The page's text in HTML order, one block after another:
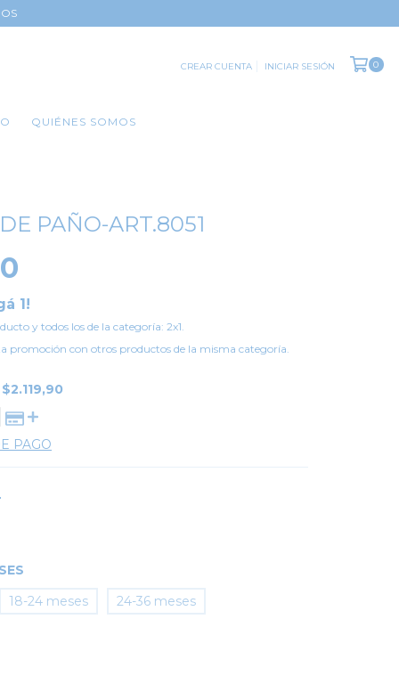
CREAR CUENTA INICIAR SESIÓN 0
QUIÉNES SOMOS
PAÑO-ART.8051
1!
y todos los de la categoría: 2x1.
promoción con otros productos de la misma categoría.
$2.119,90
PAGO
18-24 meses 24-36 meses